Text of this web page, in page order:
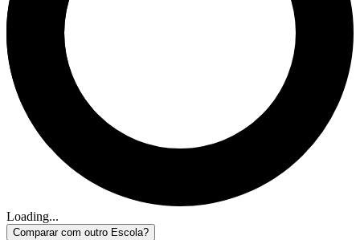
Loading...
Comparar com outro Escola?